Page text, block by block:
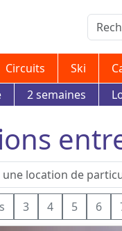
Circuits Ski
2 semaines
3 4 5 6